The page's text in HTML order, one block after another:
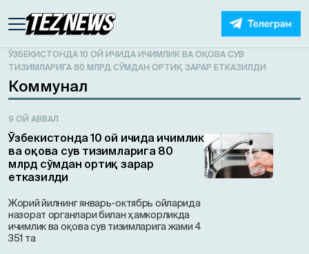
ЎЗБЕКИСТОНДА 10 ОЙ ИЧИДА ИЧИМЛИК ВА ОҚОВА СУВ
ТИЗИМЛАРИГА 80 МЛРД СЎМДАН ОРТИҚ ЗАРАР ЕТКАЗИЛДИ
Коммунал
9 ОЙ АВВАЛ
Ўзбекистонда 10 ой ичида ичимлик
ва оқова сув тизимларига 80
млрд сўмдан ортиқ зарар
етказилди
Жорий йилнинг январь-октябрь ойларида
назорат органлари билан ҳамкорликда
ичимлик ва оқова сув тизимларига жами 4
351 та